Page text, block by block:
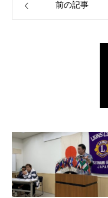
前の記事